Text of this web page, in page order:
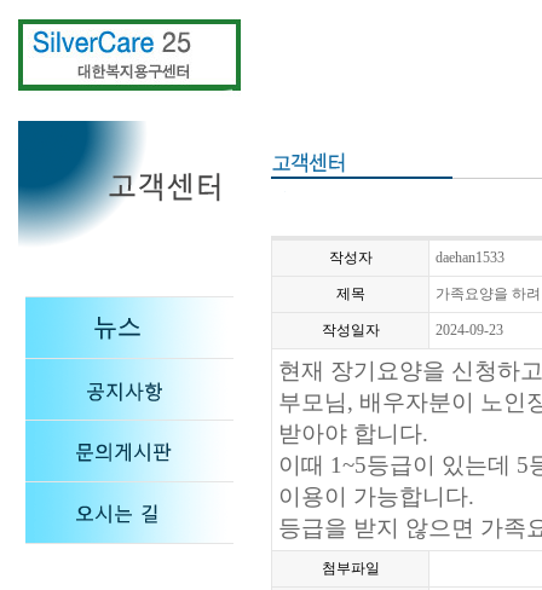
작성자 daehan1533
제목 가족요양을 하
작성일자 2024-09-23
현재 장기요양을 신청하
부모님, 배우자분이 노인
받아야 합니다.
이때 1~5등급이 있는데
이용이 가능합니다.
등급을 받지 않으면 가족
첨부파일